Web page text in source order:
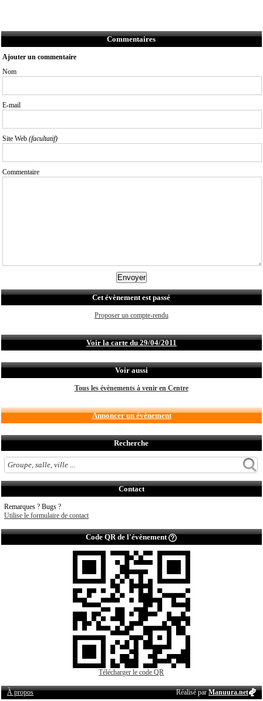
Commentaires
Ajouter un commentaire
Nom
E-mail
Site Web (facultatif)
Commentaire
Cet évènement est passé
Proposer un compte-rendu
Voir la carte du 29/04/2011
Voir aussi
Tous les évènements à venir en Centre
Annoncer un évènement
Recherche
Contact
Remarques ? Bugs ?
Utilise le formulaire de contact
Code QR de l'évènement
Télécharger le code QR
À propos Réalisé parManuura.net